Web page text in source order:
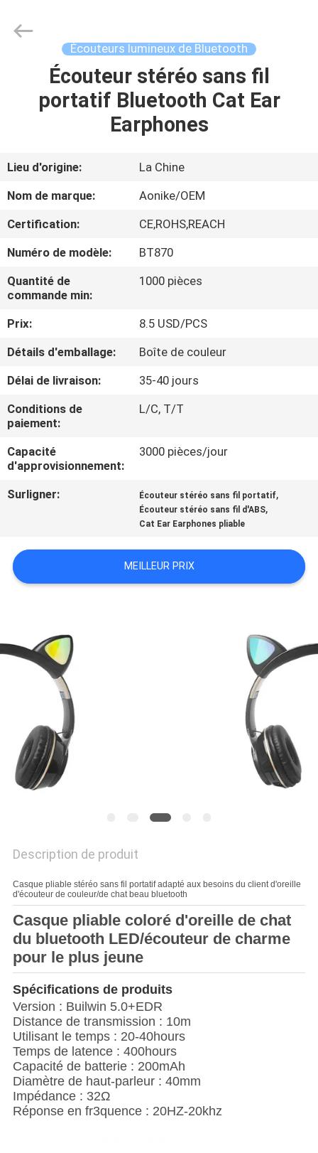
MAISON
AU
SUJET
DE
VISITE
CONTRÔLE
DE
QUALITÉ
CONTACTEZ-
NOUS
CITATION
SITE
PRIVACY
POLICY
Electronics
Co,ltd.
Écouteurs lumineux de Bluetooth
Écouteur stéréo sans fil
portatif Bluetooth Cat Ear
Earphones
Lieu d'origine:
La Chine
Nom de marque:
Aonike/OEM
Certification:
CE,ROHS,REACH
Numéro de modèle:
BT870
Quantité de
commande min:
1000 pièces
Prix:
8.5 USD/PCS
Détails d'emballage:
Boîte de couleur
Délai de livraison:
35-40 jours
Conditions de
paiement:
L/C, T/T
Capacité
d'approvisionnement:
3000 pièces/jour
Surligner: Écouteur stéréo sans fil portatif,
Écouteur stéréo sans fil d'ABS,
Cat Ear Earphones pliable
MEILLEUR PRIX
Description de produit
Casque pliable stéréo sans fil portatif adapté aux besoins du client d'oreille
d'écouteur de couleur/de chat beau bluetooth
Casque pliable coloré d'oreille de chat
du bluetooth LED/écouteur de charme
pour le plus jeune
Spécifications de produits
Version : Builwin 5.0+EDR
Distance de transmission : 10m
Utilisant le temps : 20-40hours
Temps de latence : 400hours
Capacité de batterie : 200mAh
Diamètre de haut-parleur : 40mm
Impédance : 32Ω
Réponse en fr3quence : 20HZ-20khz